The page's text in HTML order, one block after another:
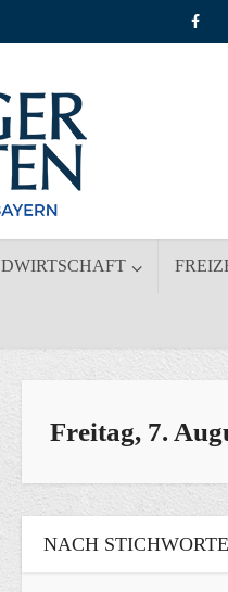
Freitag, 7.
NACH